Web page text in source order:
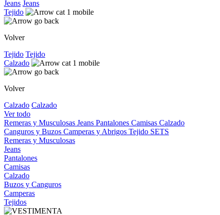
Jeans Jeans
Tejido
Volver
Tejido Tejido
Calzado
Volver
Calzado Calzado
Ver todo
Remeras y Musculosas Jeans Pantalones Camisas Calzado
Canguros y Buzos Camperas y Abrigos Tejido SETS
Remeras y Musculosas
Jeans
Pantalones
Camisas
Calzado
Buzos y Canguros
Camperas
Tejidos